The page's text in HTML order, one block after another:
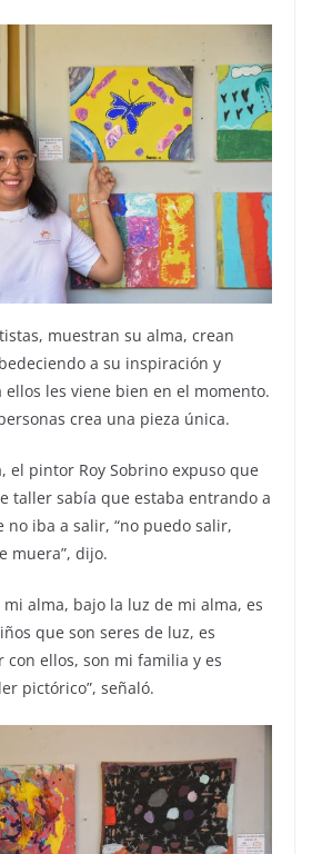
muestran su alma, crean
a su inspiración y
les viene bien en el momento.
crea una pieza única.
el pintor Roy Sobrino expuso que
taller sabía que estaba entrando a
iba a salir, “no puedo salir,
muera”, dijo.
mi alma, bajo la luz de mi alma, es
que son seres de luz, es
con ellos, son mi familia y es
pictórico”, señaló.